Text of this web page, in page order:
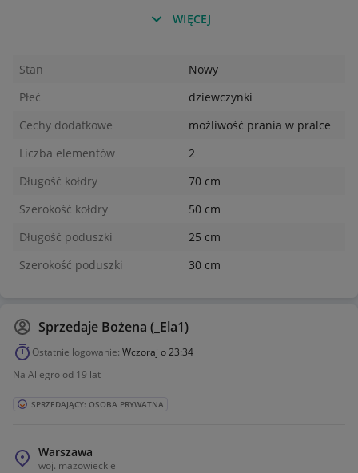
WIĘCEJ
Stan
Nowy
Płeć
dziewczynki
Cechy dodatkowe
możliwość prania w pralce
Liczba elementów
2
Długość kołdry
70 cm
Szerokość kołdry
50 cm
Długość poduszki
25 cm
Szerokość poduszki
30 cm
Sprzedaje Bożena (_Ela1)
Ostatnie logowanie: Wczoraj o 23:34
Na Allegro od 19 lat
SPRZEDAJĄCY: OSOBA PRYWATNA
Warszawa
woj. mazowieckie